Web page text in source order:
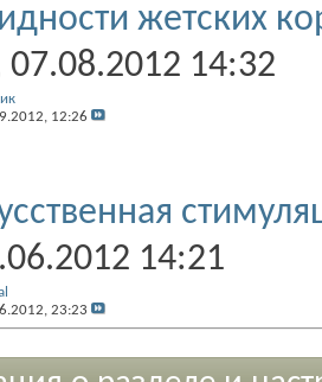
жетских
07.08.2012 14:32
12:26
14:21
23:23